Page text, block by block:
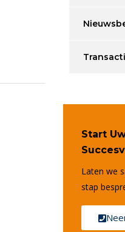
Start
Laten we
stap